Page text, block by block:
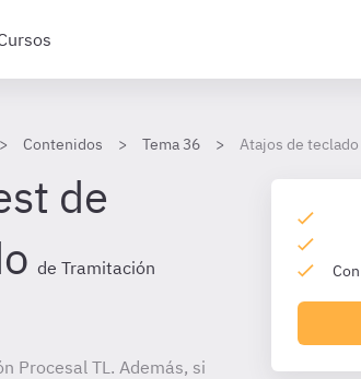
Contenidos Tema 36 Atajos de teclado
de
de Tramitación
Procesal TL. Además, si